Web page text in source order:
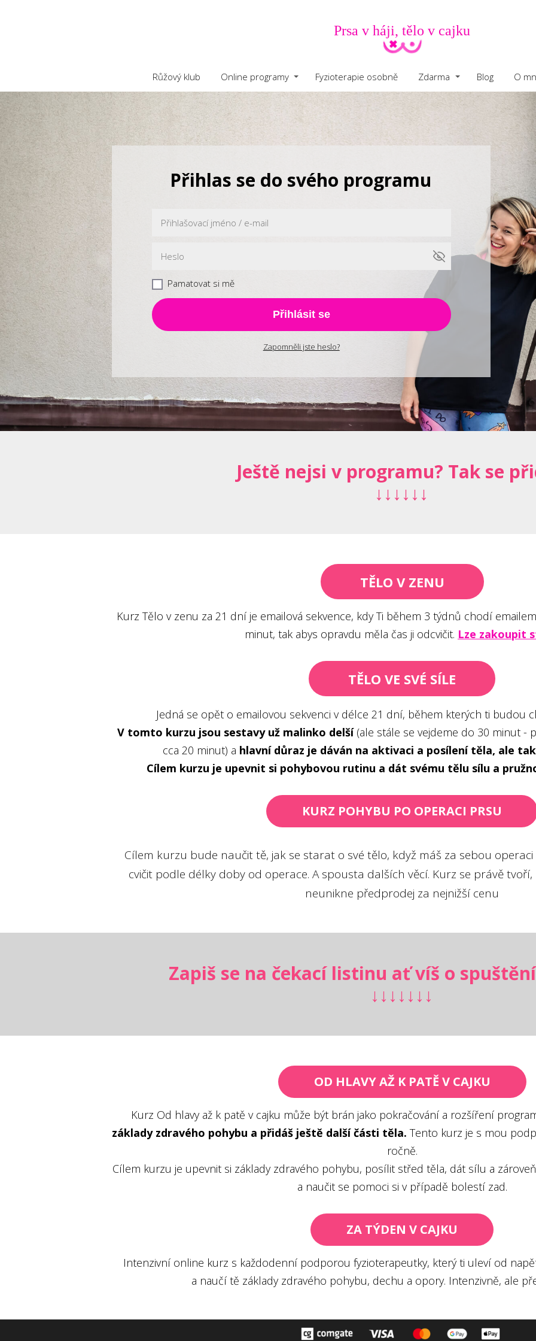
Prsa v háji, tělo v cajku
Růžový klub Online programy Fyzioterapie osobně Zdarma Blog O
Přihlas se do svého programu
Pamatovat si mě
Přihlásit se
Zapomněli jste heslo?
Ještě nejsi v programu? Tak se
↓↓↓↓↓↓
TĚLO V ZENU
Kurz Tělo v zenu za 21 dní je emailová sekvence, kdy Ti během 3 týdnů chodí
minut, tak abys opravdu měla čas ji odcvičit. Lze zakoupit
TĚLO VE SVÉ SÍLE
Jedná se opět o emailovou sekvenci v délce 21 dní, během kterých ti budou
V tomto kurzu jsou sestavy už malinko delší(ale stále se vejdeme do 30 minut -
cca 20 minut) a hlavní důraz je dáván na aktivaci a posílení těla, ale
Cílem kurzu je upevnit si pohybovou rutinu a dát svému tělu sílu a
KURZ POHYBU PO OPERACI PRSU
Cílem kurzu bude naučit tě, jak se starat o své tělo, když máš za sebou operaci
cvičit podle délky doby od operace. A spousta dalších věcí. Kurz se právě
neunikne předprodej za nejnižší cenu
Zapiš se na čekací listinu ať víš o
↓↓↓↓↓↓↓
OD HLAVY AŽ K PATĚ V CAJKU
Kurz Od hlavy až k patě v cajku může být brán jako pokračování a rozšíření
základy zdravého pohybu a přidáš ještě další části těla. Tento kurz je s mou
ročně.
Cílem kurzu je upevnit si základy zdravého pohybu, posílit střed těla, dát sílu a
a naučit se pomoci si v případě bolestí zad.
ZA TÝDEN V CAJKU
Intenzivní online kurz s každodenní podporou fyzioterapeutky, který ti uleví od
a naučí tě základy zdravého pohybu, dechu a opory. Intenzivně, ale